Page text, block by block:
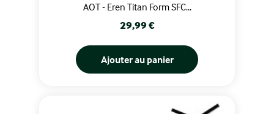
AOT - Eren Titan Form SFC...
Prix
29,99 €
Ajouter au panier